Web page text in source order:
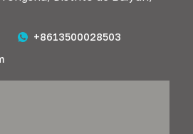
+8613500028503